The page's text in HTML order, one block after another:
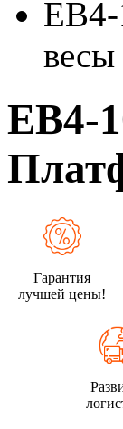
ЕВ4-
весы
ЕВ4-
Гарантия
лучшей цены!